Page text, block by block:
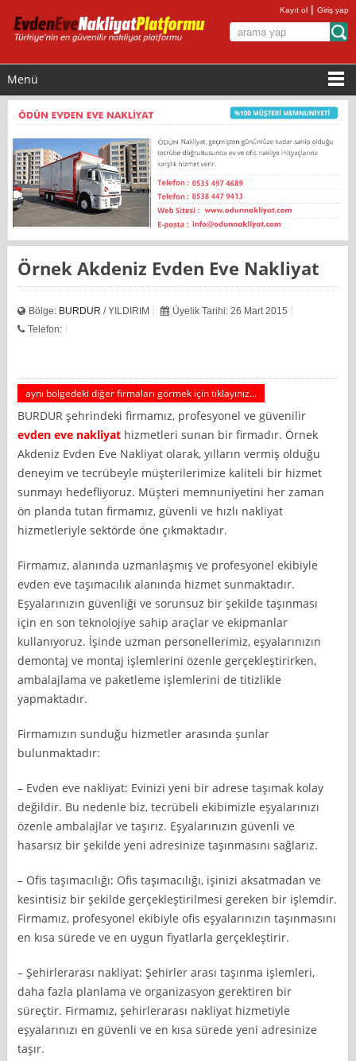
Kayıt ol |Giriş yap
Menü
Örnek Akdeniz Evden Eve Nakliyat
Bölge: BURDUR / YILDIRIM
Üyelik Tarihi: 26 Mart 2015
Telefon:
aynı bölgedeki diğer firmaları görmek için tıklayınız...
BURDUR şehrindeki firmamız, profesyonel ve güvenilir
evden eve nakliyat hizmetleri sunan bir firmadır. Örnek
Akdeniz Evden Eve Nakliyat olarak, yılların vermiş olduğu
deneyim ve tecrübeyle müşterilerimize kaliteli bir hizmet
sunmayı hedefliyoruz. Müşteri memnuniyetini her zaman
ön planda tutan firmamız, güvenli ve hızlı nakliyat
hizmetleriyle sektörde öne çıkmaktadır.
Firmamız, alanında uzmanlaşmış ve profesyonel ekibiyle
evden eve taşımacılık alanında hizmet sunmaktadır.
Eşyalarınızın güvenliği ve sorunsuz bir şekilde taşınması
için en son teknolojiye sahip araçlar ve ekipmanlar
kullanıyoruz. İşinde uzman personellerimiz, eşyalarınızın
demontaj ve montaj işlemlerini özenle gerçekleştirirken,
ambalajlama ve paketleme işlemlerini de titizlikle
yapmaktadır.
Firmamızın sunduğu hizmetler arasında şunlar
bulunmaktadır:
– Evden eve nakliyat: Evinizi yeni bir adrese taşımak kolay
değildir. Bu nedenle biz, tecrübeli ekibimizle eşyalarınızı
özenle ambalajlar ve taşırız. Eşyalarınızın güvenli ve
hasarsız bir şekilde yeni adresinize taşınmasını sağlarız.
– Ofis taşımacılığı: Ofis taşımacılığı, işinizi aksatmadan ve
kesintisiz bir şekilde gerçekleştirilmesi gereken bir işlemdir.
Firmamız, profesyonel ekibiyle ofis eşyalarınızın taşınmasını
en kısa sürede ve en uygun fiyatlarla gerçekleştirir.
– Şehirlerarası nakliyat: Şehirler arası taşınma işlemleri,
daha fazla planlama ve organizasyon gerektiren bir
süreçtir. Firmamız, şehirlerarası nakliyat hizmetiyle
eşyalarınızı en güvenli ve en kısa sürede yeni adresinize
taşır.